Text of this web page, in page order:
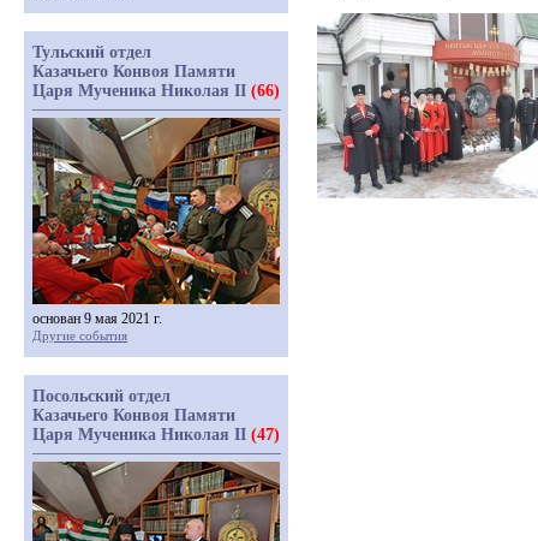
Тульский отдел
Казачьего Конвоя Памяти
Царя Мученика Николая II (66)
основан 9 мая 2021 г.
Другие события
Посольский отдел
Казачьего Конвоя Памяти
Царя Мученика Николая II (47)